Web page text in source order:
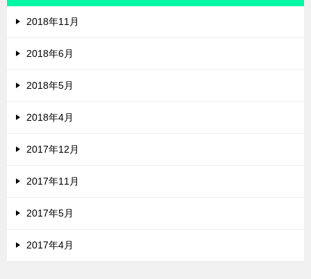
2018年11月
2018年6月
2018年5月
2018年4月
2017年12月
2017年11月
2017年5月
2017年4月